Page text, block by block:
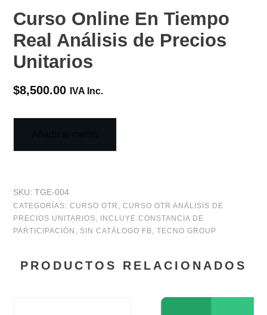
Curso Online En Tiempo
Real Análisis de Precios
Unitarios
$8,500.00 IVA Inc.
SKU: TGE-004
CATEGORÍAS: CURSO OTR , CURSO OTR ANÁLISIS DE
PRECIOS UNITARIOS,
INCLUYE CONSTANCIA DE
PARTICIPACIÓN , SIN CATÁLOGO FB, TECNO GROUP
PRODUCTOS RELACIONADOS